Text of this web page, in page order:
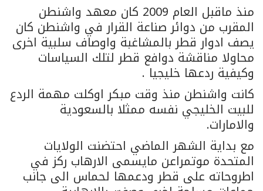
منذ ماقبل العام 2009 كان معهد واشنطن
المقرب من دوائر صناعة القرار في واشنطن كان
يصف ادوار قطر بالمشاغبة واوصاف سلبية اخرى
محاولا مناقشة دوافع قطر لتلك السياسات
وكيفية ردعها خليجيا .
كانت واشنطن منذ وقت مبكر اوكلت مهمة الردع
للبيت الخليجي نفسه ممثلا بالسعودية
والامارات.
مع بداية الشهر الماضي احتضنت الولايات
المتحدة موتمراعن مايسمى الارهاب ركز في
اطروحاته على قطر ودعمها لحماس الى جانب